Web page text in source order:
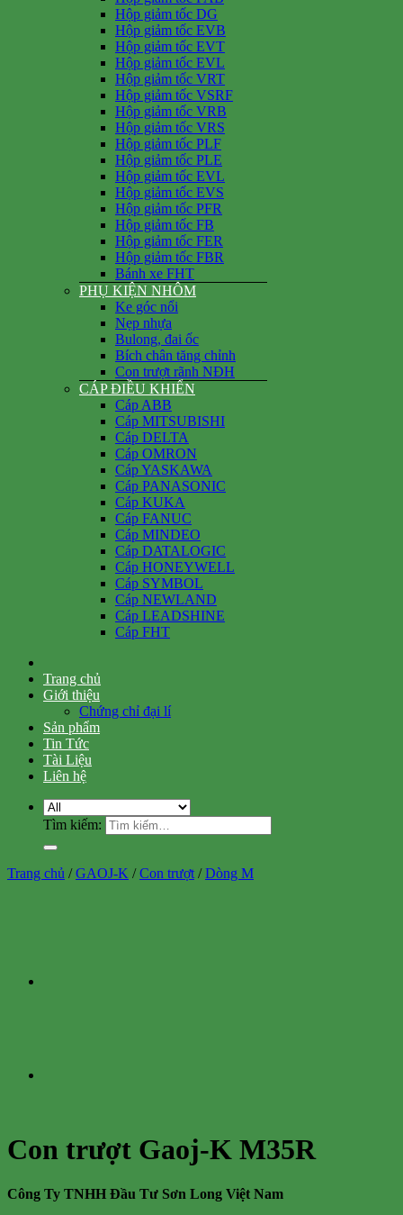
Hộp giảm tốc DG
Hộp giảm tốc EVB
Hộp giảm tốc EVT
Hộp giảm tốc EVL
Hộp giảm tốc VRT
Hộp giảm tốc VSRF
Hộp giảm tốc VRB
Hộp giảm tốc VRS
Hộp giảm tốc PLF
Hộp giảm tốc PLE
Hộp giảm tốc EVL
Hộp giảm tốc EVS
Hộp giảm tốc PFR
Hộp giảm tốc FB
Hộp giảm tốc FER
Hộp giảm tốc FBR
Bánh xe FHT
PHỤ KIỆN NHÔM
Ke góc nổi
Nẹp nhựa
Bulong, đai ốc
Bích chân tăng chỉnh
Con trượt rãnh NĐH
CÁP ĐIỀU KHIỂN
Cáp ABB
Cáp MITSUBISHI
Cáp DELTA
Cáp OMRON
Cáp YASKAWA
Cáp PANASONIC
Cáp KUKA
Cáp FANUC
Cáp MINDEO
Cáp DATALOGIC
Cáp HONEYWELL
Cáp SYMBOL
Cáp NEWLAND
Cáp LEADSHINE
Cáp FHT
Trang chủ
Giới thiệu
Chứng chỉ đại lí
Sản phẩm
Tin Tức
Tài Liệu
Liên hệ
Tìm kiếm:
Trang chủ / GAOJ-K / Con trượt / Dòng M
Con trượt Gaoj-K M35R
Công Ty TNHH Đầu Tư Sơn Long Việt Nam